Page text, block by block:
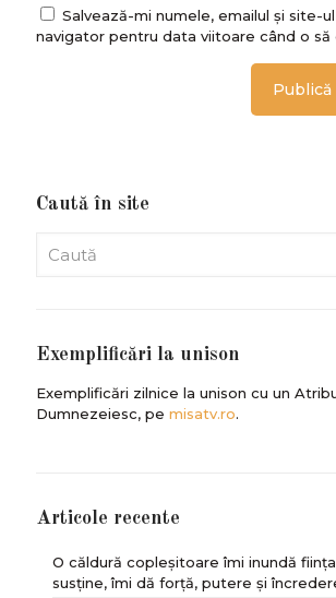
Salvează-mi numele, emailul și site-
navigator pentru data viitoare când o să
Caută în site
Exemplificări la unison
Exemplificări zilnice la unison cu un
Dumnezeiesc, pe misatv.ro.
Articole recente
O căldură copleșitoare îmi inundă
susține, îmi dă forță, putere și